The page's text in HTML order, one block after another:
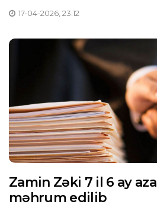
17-04-2026, 23:12
Zamin Zəki 7 il 6 ay
məhrum edilib